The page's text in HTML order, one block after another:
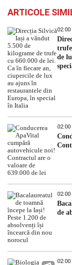
ARTICOLE
02:00
de
02:00
02:00
de
02:00